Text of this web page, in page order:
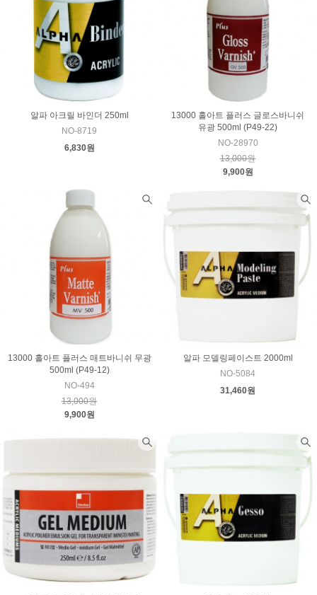
알파 아크릴 바인더 250ml
NO-8719
6,830원
13000 홀아트 플러스 글로스바니쉬
유광 500ml (P49-22)
NO-28970
13,000원
9,900원
13000 홀아트 플러스 매트바니쉬 무광
500ml (P49-12)
NO-494
13,000원
9,900원
알파 모델링페이스트 2000ml
NO-5084
31,460원